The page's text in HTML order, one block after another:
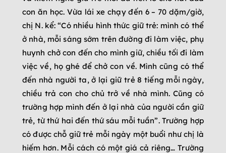
con ăn học. Vừa lái xe chạy đến 6 – 70 dặm/giờ,
chị N. kể: “Có nhiều hình thức giữ trẻ: mình có thể
ở nhà, mỗi sáng sớm trên đường đi làm việc, phụ
huynh chở con đến cho mình giữ, chiều tối đi làm
việc về, họ ghé để chở con về. Mình cũng có thể
đến nhà người ta, ở lại giữ trẻ 8 tiếng mỗi ngày,
chiều trả con cho chủ trở về nhà mình. Cũng có
trường hợp mình đến ở lại nhà của người cần giữ
trẻ, từ thứ hai đến thứ sáu mỗi tuần”. Trường hợp
có được chỗ giữ trẻ mỗi ngày một buổi như chị là
hiếm hơn. Mỗi cách có một giá cả riêng… Trường